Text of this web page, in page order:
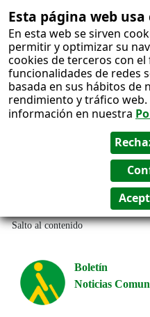
Esta página web usa
En esta web se sirven
permitir y optimizar su
cookies de terceros con
funcionalidades de redes
basada en sus hábitos de
rendimiento y tráfico
información en nuestra
Salto al contenido
Boletín
Noticias